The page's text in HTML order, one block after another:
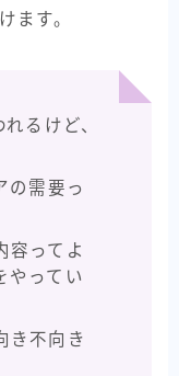
ます。
るけど、
の需要っ
容ってよ
やってい
き不向き